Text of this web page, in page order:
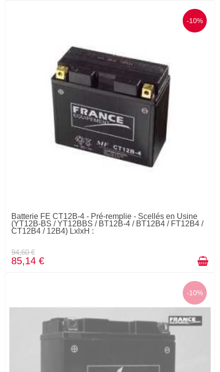
-10%
Batterie FE CT12B-4 - Pré-remplie - Scellés en Usine
(YT12B-BS / YT12BBS / BT12B-4 / BT12B4 / FT12B4 /
CT12B4 / 12B4) LxlxH :
94,60 €
85,14 €
-10%